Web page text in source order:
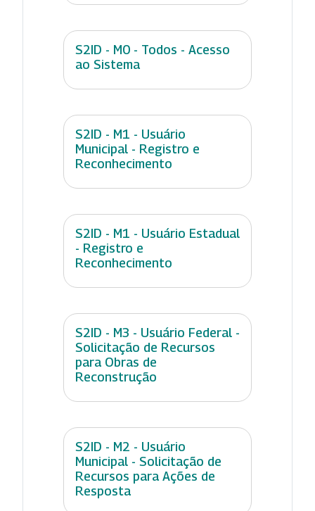
S2ID - M0 - Todos - Acesso
ao Sistema
S2ID - M1 - Usuário
Municipal - Registro e
Reconhecimento
S2ID - M1 - Usuário Estadual
- Registro e
Reconhecimento
S2ID - M3 - Usuário Federal -
Solicitação de Recursos
para Obras de
Reconstrução
S2ID - M2 - Usuário
Municipal - Solicitação de
Recursos para Ações de
Resposta